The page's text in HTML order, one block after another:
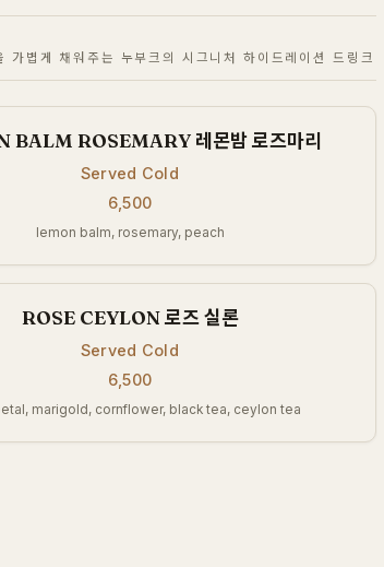
가볍게 채워주는 누부크의 시그니처 하이드레이션 드링크
BALM ROSEMARY 레몬밤 로즈마리
Served Cold
6,500
lemon balm, rosemary, peach
ROSE CEYLON 로즈 실론
Served Cold
6,500
marigold, cornflower, black tea, ceylon tea